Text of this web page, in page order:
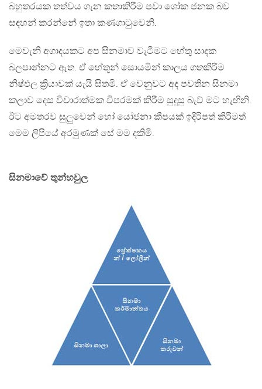
බහුතරයක තත්වය ගැන කතාකිරීම පවා ශෝක ජනක බව
සඳහන් කරන්නේ ඉතා කණගාටුවෙනි.
මෙවැනි අගාදයකට අප සිනමාව වැටීමට හේතු සාදක
බලපාන්නට ඇත. ඒ හේතූන් සොයමින් කාලය ගතකිරීම
නිෂ්ඵල ක්‍රියාවක් යැයි සිතමි. ඒ වෙනුවට අද පවතින සිනමා
කලාව දෙස විචාරාත්මක විපරමක් කිරීම සුදුසු බැව් මට හැඟිනි.
ඊට අමතරව සුලුවෙන් හෝ යෝජනා කීපයක් ඉදිරිපත් කිරීමත්
මෙම ලිපියේ අරමුණක් සේ මම දකිමි.
සිනමාවේ තුන්හවුල